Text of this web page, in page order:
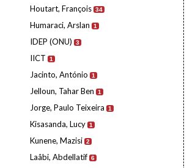
Houtart, François 34
Humaraci, Arslan 1
IDEP (ONU) 3
IICT 1
Jacinto, António 1
Jelloun, Tahar Ben 1
Jorge, Paulo Teixeira 1
Kisasanda, Lucy 1
Kunene, Mazisi 2
Laâbi, Abdellatif 6